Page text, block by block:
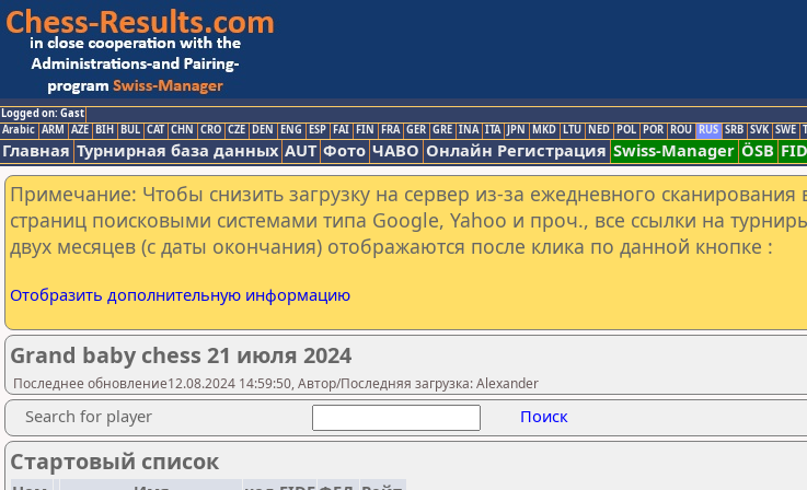
Logged on: Gast
Arabic ARM AZE BIH BUL CAT CHN CRO CZE DEN ENG ESP FAI FIN FRA GER GRE INA ITA JPN MKD LTU NED POL POR ROU RUS SRB SVK SWE
Главная Турнирная база данных AUT Фото ЧАВО Онлайн Регистрация Swiss-Manager ÖSB
Примечание: Чтобы снизить загрузку на сервер из-за ежедневного сканирования
страниц поисковыми системами типа Google, Yahoo и проч., все ссылки на
двух месяцев (с даты окончания) отображаются после клика по данной кнопке :
Отобразить дополнительную информацию
Grand baby chess 21 июля 2024
Последнее обновление12.08.2024 14:59:50, Автор/Последняя загрузка: Alexander
Search for player Поиск
Стартовый список